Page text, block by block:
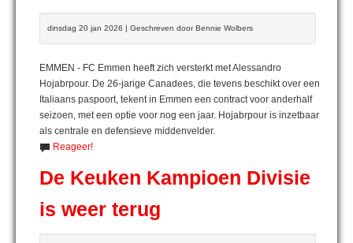
dinsdag 20 jan 2026 | Geschreven door Bennie Wolbers
EMMEN - FC Emmen heeft zich versterkt met Alessandro
Hojabrpour. De 26-jarige Canadees, die tevens beschikt over een
Italiaans paspoort, tekent in Emmen een contract voor anderhalf
seizoen, met een optie voor nog een jaar. Hojabrpour is inzetbaar
als centrale en defensieve middenvelder.
Reageer!
De Keuken Kampioen Divisie
is weer terug